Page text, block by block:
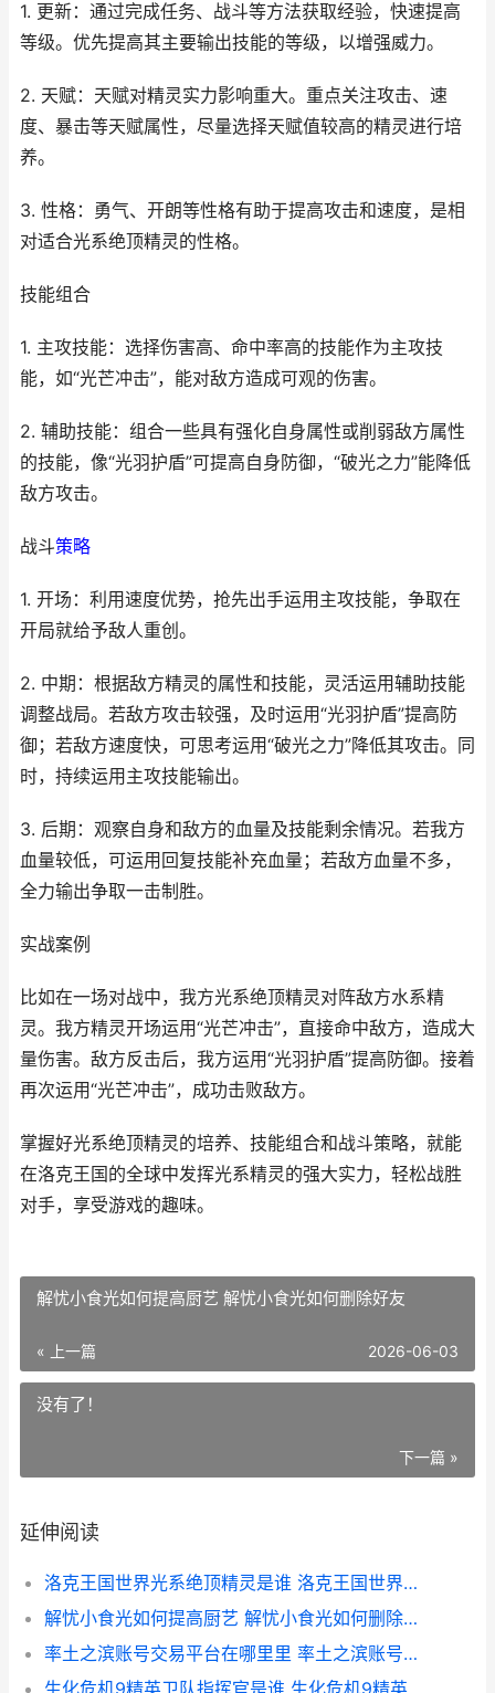
1. 更新：通过完成任务、战斗等方法获取经验，快速提高
等级。优先提高其主要输出技能的等级，以增强威力。
2. 天赋：天赋对精灵实力影响重大。重点关注攻击、速
度、暴击等天赋属性，尽量选择天赋值较高的精灵进行培
养。
3. 性格：勇气、开朗等性格有助于提高攻击和速度，是相
对适合光系绝顶精灵的性格。
技能组合
1. 主攻技能：选择伤害高、命中率高的技能作为主攻技
能，如“光芒冲击”，能对敌方造成可观的伤害。
2. 辅助技能：组合一些具有强化自身属性或削弱敌方属性
的技能，像“光羽护盾”可提高自身防御，“破光之力”能降低
敌方攻击。
战斗策略
1. 开场：利用速度优势，抢先出手运用主攻技能，争取在
开局就给予敌人重创。
2. 中期：根据敌方精灵的属性和技能，灵活运用辅助技能
调整战局。若敌方攻击较强，及时运用“光羽护盾”提高防
御；若敌方速度快，可思考运用“破光之力”降低其攻击。同
时，持续运用主攻技能输出。
3. 后期：观察自身和敌方的血量及技能剩余情况。若我方
血量较低，可运用回复技能补充血量；若敌方血量不多，
全力输出争取一击制胜。
实战案例
比如在一场对战中，我方光系绝顶精灵对阵敌方水系精
灵。我方精灵开场运用“光芒冲击”，直接命中敌方，造成大
量伤害。敌方反击后，我方运用“光羽护盾”提高防御。接着
再次运用“光芒冲击”，成功击败敌方。
掌握好光系绝顶精灵的培养、技能组合和战斗策略，就能
在洛克王国的全球中发挥光系精灵的强大实力，轻松战胜
对手，享受游戏的趣味。
解忧小食光如何提高厨艺 解忧小食光如何删除好友
« 上一篇 2026-06-03
没有了！
下一篇 »
延伸阅读
洛克王国世界光系绝顶精灵是谁 洛克王国世界光系
解忧小食光如何提高厨艺 解忧小食光如何删除好友
率土之滨账号交易平台在哪里里 率土之滨账号交易上架之后多久可以交易